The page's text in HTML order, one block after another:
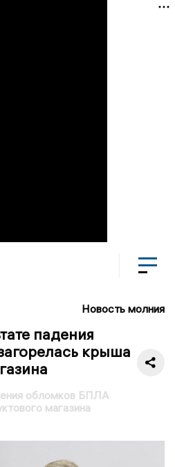
Новость молния
падения
крыша
обломков БПЛА
магазина